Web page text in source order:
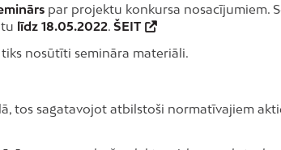
par projektu konkursa nosacījumiem.
līdz 18.05.2022 ŠEIT
nosūtīti semināra materiāli.
tos sagatavojot atbilstoši normatīvajiem